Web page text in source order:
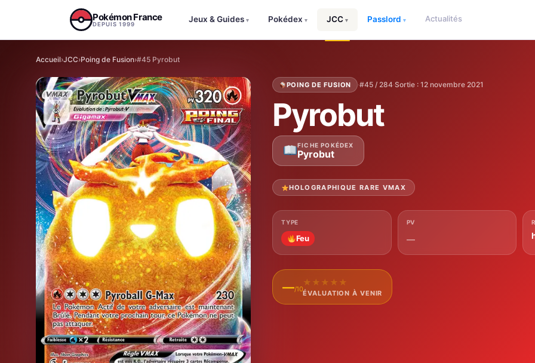
Pokémon France
DEPUIS 1999
Jeux & Guides ▾ Pokédex ▾ JCC ▾ Passlord ▾ Actualités
Accueil›JCC›Poing de Fusion›#45 Pyrobut
POING DE FUSION ·#45 / 284·Sortie : 12 novembre 2021
Pyrobut
FICHE POKÉDEX
Pyrobut
HOLOGRAPHIQUE RARE VMAX
TYPE
Feu
PV
—
—/10
★ ★ ★ ★ ★
ÉVALUATION À VENIR